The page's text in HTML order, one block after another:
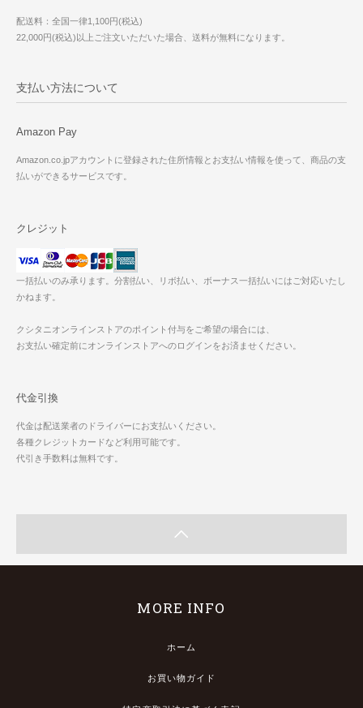
配送料：全国一律1,100円(税込)
22,000円(税込)以上ご注文いただいた場合、送料が無料になります。
支払い方法について
Amazon Pay
Amazon.co.jpアカウントに登録された住所情報とお支払い情報を使って、商品の支
払いができるサービスです。
クレジット
一括払いのみ承ります。分割払い、リボ払い、ボーナス一括払いにはご対応いたし
かねます。
クシタニオンラインストアのポイント付与をご希望の場合には、
お支払い確定前にオンラインストアへのログインをお済ませください。
代金引換
代金は配送業者のドライバーにお支払いください。
各種クレジットカードなど利用可能です。
代引き手数料は無料です。
MORE INFO
ホーム
お買い物ガイド